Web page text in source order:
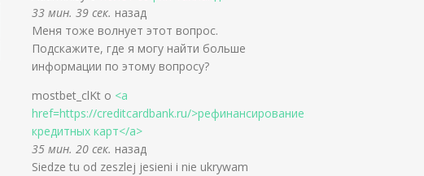
33 мин. 39 сек. назад
Меня тоже волнует этот вопрос.
Подскажите, где я могу найти больше
информации по этому вопросу?
mostbet_clKt о <a
href=https://creditcardbank.ru/>рефинансирование
кредитных карт</a>
35 мин. 20 сек. назад
Siedze tu od zeszlej jesieni i nie ukrywam